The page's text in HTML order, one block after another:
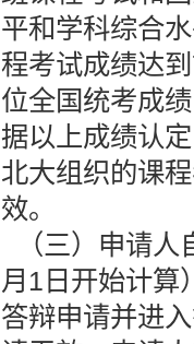
平和学科综合
程考试成绩达
位全国统考成
据以上成绩认
北大组织的课
效。
（三）申请人
月1日开始计算
答辩申请并进